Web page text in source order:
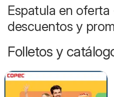
Espatula en oferta
descuentos y
Folletos y